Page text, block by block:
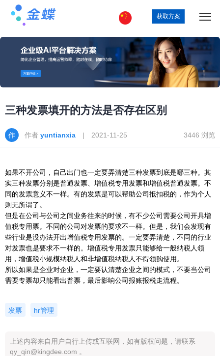
获取方案
三种发票填开的方法是否存在区别
作者 yuntianxia | 2021-11-25 3446 浏览
如果不开公司，自己出门也一定要弄清楚三种发票到底是哪三种。其
实三种发票分别是普通发票、增值税专用发票和增值税普通发票。不
同的发票意义不一样。有的发票是可以帮助公司抵扣税的，作为个人
则无所谓了。
但是在公司与公司之间业务往来的时候，有不少公司需要公司开具增
值税专用票。不同的公司对发票的要求不一样。但是，我们会发现有
些行业是没办法开出增值税专用发票的。一定要弄清楚，不同的行业
对发票也是要求不一样的。增值税专用发票只能够给一般纳税人领
用，增值税小规模纳税人和非增值税纳税人不得领购使用。
所以如果是企业对企业，一定要认清楚企业之间的模式，不要当公司
需要专票却只能看出普票，最后影响公司报账报税走流程。
发票 hr管理
上述内容来自用户自行上传或互联网，如有版权问题，请联系
qy_qin@kingdee.com 。